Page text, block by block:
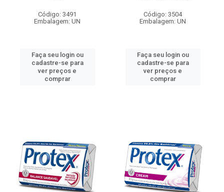
Código: 3491
Embalagem: UN
Faça seu login ou
cadastre-se para
ver preços e
comprar
Código: 3504
Embalagem: UN
Faça seu login ou
cadastre-se para
ver preços e
comprar